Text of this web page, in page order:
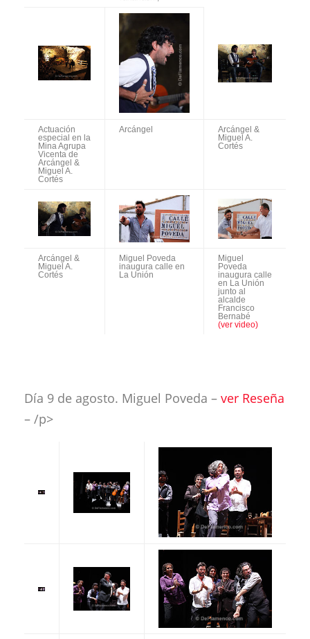
Actuación
especial en la
Mina Agrupa
Vicenta de
Arcángel &
Miguel A.
Cortés
Arcángel
Arcángel &
Miguel A.
Cortés
Arcángel &
Miguel A.
Cortés
Miguel Poveda
inaugura calle en
La Unión
Miguel
Poveda
inaugura calle
en La Unión
junto al
alcalde
Francisco
Bernabé
(ver video)
Día 9 de agosto. Miguel Poveda – ver Reseña
– /p>